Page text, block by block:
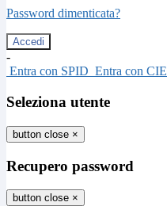
Password dimenticata?
-
Entra con SPID Entra con CIE
Seleziona utente
button close ×
Recupero password
button close ×